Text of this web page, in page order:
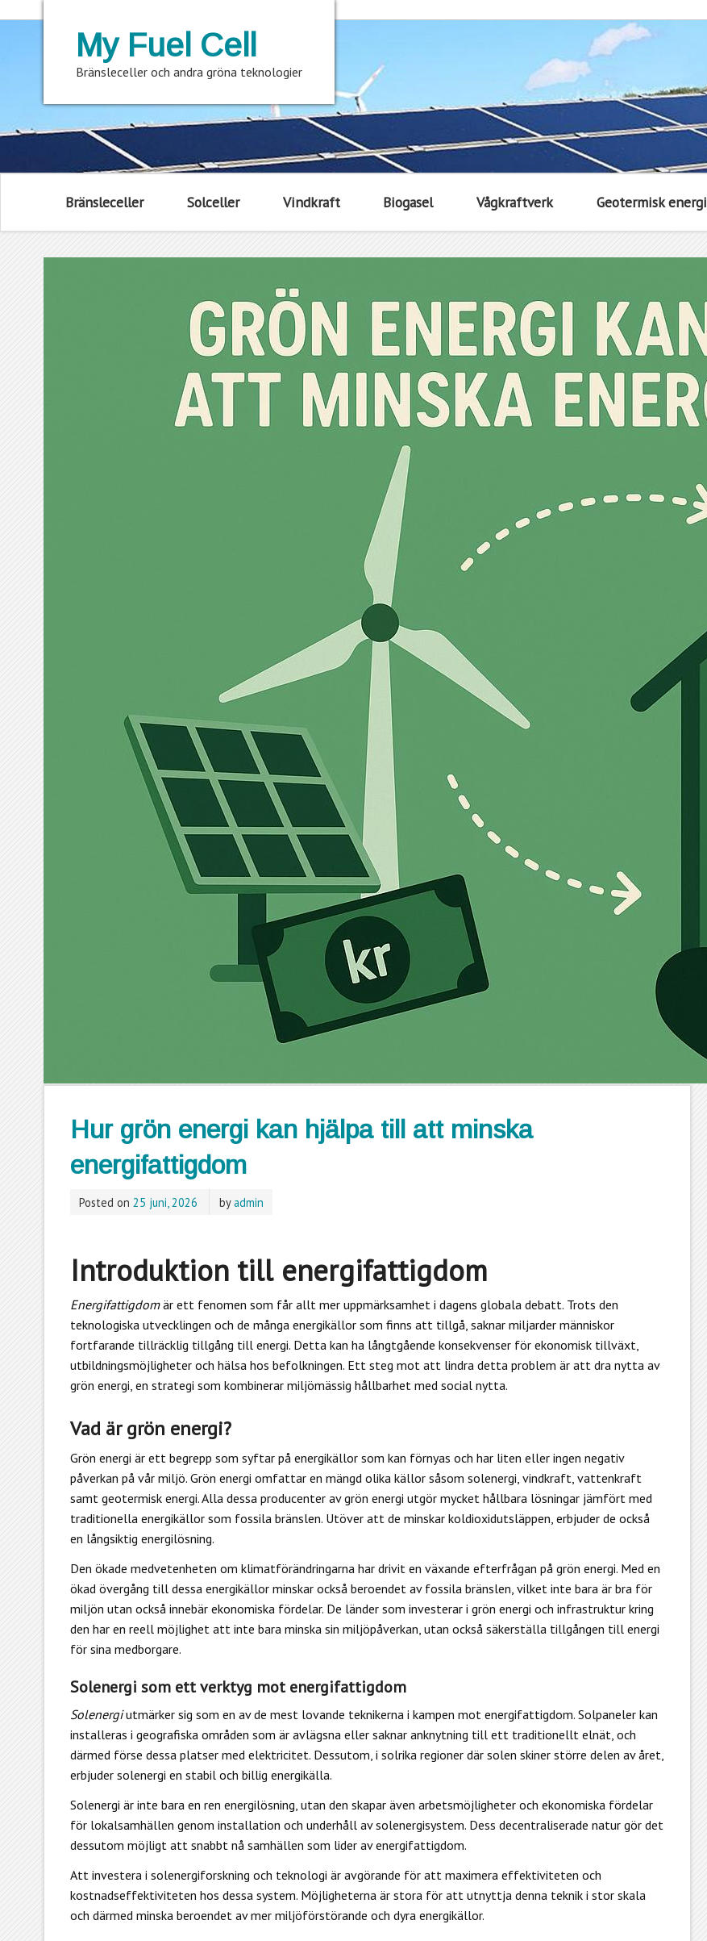
My Fuel Cell
Bränsleceller och andra gröna teknologier
Bränsleceller Solceller Vindkraft Biogasel Vågkraftverk Geotermisk energi
Hur grön energi kan hjälpa till att minska
energifattigdom
Posted on 25 juni, 2026 byadmin
Introduktion till energifattigdom
Energifattigdomär ett fenomen som får allt mer uppmärksamhet i dagens globala debatt. Trots den
teknologiska utvecklingen och de många energikällor som finns att tillgå, saknar miljarder människor
fortfarande tillräcklig tillgång till energi. Detta kan ha långtgående konsekvenser för ekonomisk tillväxt,
utbildningsmöjligheter och hälsa hos befolkningen. Ett steg mot att lindra detta problem är att dra nytta av
grön energi, en strategi som kombinerar miljömässig hållbarhet med social nytta.
Vad är grön energi?
Grön energi är ett begrepp som syftar på energikällor som kan förnyas och har liten eller ingen negativ
påverkan på vår miljö. Grön energi omfattar en mängd olika källor såsom solenergi, vindkraft, vattenkraft
samt geotermisk energi. Alla dessa producenter av grön energi utgör mycket hållbara lösningar jämfört med
traditionella energikällor som fossila bränslen. Utöver att de minskar koldioxidutsläppen, erbjuder de också
en långsiktig energilösning.
Den ökade medvetenheten om klimatförändringarna har drivit en växande efterfrågan på grön energi. Med en
ökad övergång till dessa energikällor minskar också beroendet av fossila bränslen, vilket inte bara är bra för
miljön utan också innebär ekonomiska fördelar. De länder som investerar i grön energi och infrastruktur kring
den har en reell möjlighet att inte bara minska sin miljöpåverkan, utan också säkerställa tillgången till energi
för sina medborgare.
Solenergi som ett verktyg mot energifattigdom
Solenergiutmärker sig som en av de mest lovande teknikerna i kampen mot energifattigdom. Solpaneler kan
installeras i geografiska områden som är avlägsna eller saknar anknytning till ett traditionellt elnät, och
därmed förse dessa platser med elektricitet. Dessutom, i solrika regioner där solen skiner större delen av året,
erbjuder solenergi en stabil och billig energikälla.
Solenergi är inte bara en ren energilösning, utan den skapar även arbetsmöjligheter och ekonomiska fördelar
för lokalsamhällen genom installation och underhåll av solenergisystem. Dess decentraliserade natur gör det
dessutom möjligt att snabbt nå samhällen som lider av energifattigdom.
Att investera i solenergiforskning och teknologi är avgörande för att maximera effektiviteten och
kostnadseffektiviteten hos dessa system. Möjligheterna är stora för att utnyttja denna teknik i stor skala
och därmed minska beroendet av mer miljöförstörande och dyra energikällor.